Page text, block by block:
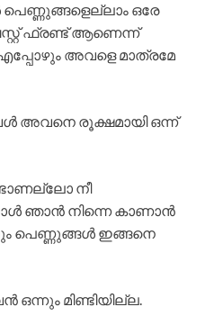
പെണ്ണുങ്ങളെല്ലാം ഒരേ
ഫ്രണ്ട് ആണെന്ന്
എപ്പോഴും അവളെ മാത്രമേ
രൂക്ഷമായി ഒന്ന്
നീ
ഞാൻ നിന്നെ കാണാൻ
പെണ്ണുങ്ങൾ ഇങ്ങനെ
മിണ്ടിയില്ല.